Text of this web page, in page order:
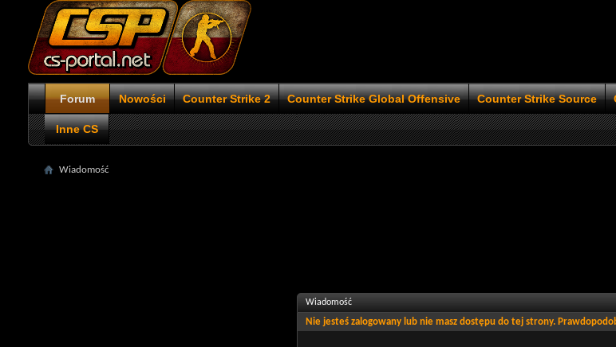
Forum Nowości Counter Strike 2 Counter Strike Global Offensive Counter Strike Source
Inne CS
Wiadomość
Wiadomość
Nie jesteś zalogowany lub nie masz dostępu do tej strony.